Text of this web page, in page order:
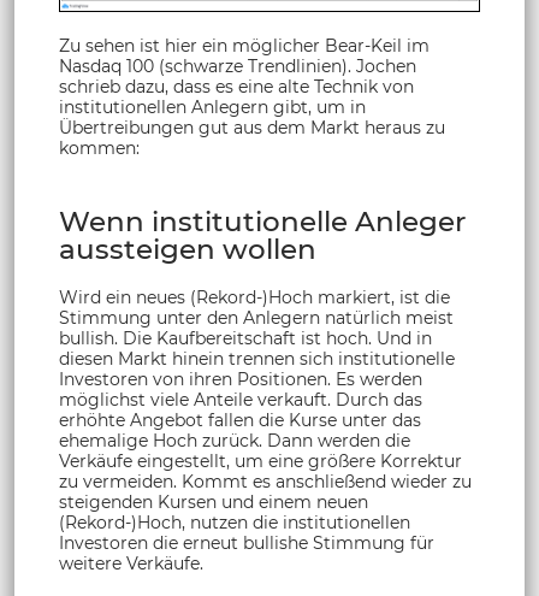
Zu sehen ist hier ein möglicher Bear-Keil im
Nasdaq 100 (schwarze Trendlinien). Jochen
schrieb dazu, dass es eine alte Technik von
institutionellen Anlegern gibt, um in
Übertreibungen gut aus dem Markt heraus zu
kommen:
Wenn institutionelle Anleger
aussteigen wollen
Wird ein neues (Rekord-)Hoch markiert, ist die
Stimmung unter den Anlegern natürlich meist
bullish. Die Kaufbereitschaft ist hoch. Und in
diesen Markt hinein trennen sich institutionelle
Investoren von ihren Positionen. Es werden
möglichst viele Anteile verkauft. Durch das
erhöhte Angebot fallen die Kurse unter das
ehemalige Hoch zurück. Dann werden die
Verkäufe eingestellt, um eine größere Korrektur
zu vermeiden. Kommt es anschließend wieder zu
steigenden Kursen und einem neuen
(Rekord-)Hoch, nutzen die institutionellen
Investoren die erneut bullishe Stimmung für
weitere Verkäufe.